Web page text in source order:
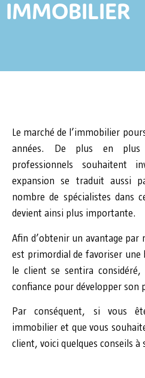
IMMOBILIER
Le marché de l’immobilier
années. De plus en
professionnels souhaitent
expansion se traduit aussi
nombre de spécialistes dans
devient ainsi plus importante.
Afin d’obtenir un avantage par
est primordial de favoriser
le client se sentira
confiance pour développer son
Par conséquent, si vous
immobilier et que vous
client, voici quelques conseils à